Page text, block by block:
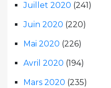
Juillet 2020 (241)
Juin 2020 (220)
Mai 2020 (226)
Avril 2020 (194)
Mars 2020 (235)